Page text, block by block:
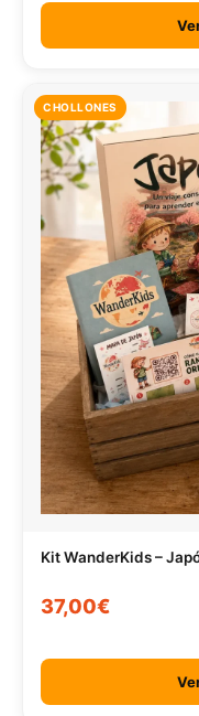
CHOLLONES
Kit WanderKids –
37,00€